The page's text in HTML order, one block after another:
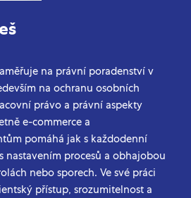
na právní poradenství v
na ochranu osobních
právo a právní aspekty
e-commerce a
pomáhá jak s každodenní
nastavením procesů a obhajobou
nebo sporech. Ve své práci
přístup, srozumitelnost a